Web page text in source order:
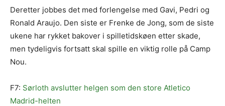
Deretter jobbes det med forlengelse med Gavi, Pedri og
Ronald Araujo. Den siste er Frenke de Jong, som de siste
ukene har rykket bakover i spilletidskøen etter skade,
men tydeligvis fortsatt skal spille en viktig rolle på Camp
Nou.
F7: Sørloth avslutter helgen som den store Atletico
Madrid-helten